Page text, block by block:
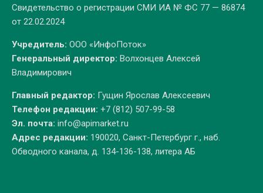
Свидетельство о регистрации СМИ ИА № ФС 77 — 86874
от 22.02.2024
Учредитель: ООО «ИнфоПоток»
Генеральный директор: Волхонцев Алексей
Владимирович
Главный редактор: Гущин Ярослав Алексеевич
Телефон редакции: +7 (812) 507-99-58
Эл. почта: info@apimarket.ru
Адрес редакции: 190020, Санкт-Петербург г., наб.
Обводного канала, д. 134-136-138, литера АБ